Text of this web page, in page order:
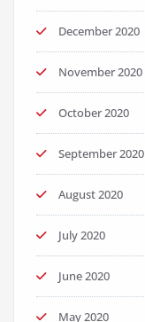
December 2020
November 2020
October 2020
September 2020
August 2020
July 2020
June 2020
May 2020